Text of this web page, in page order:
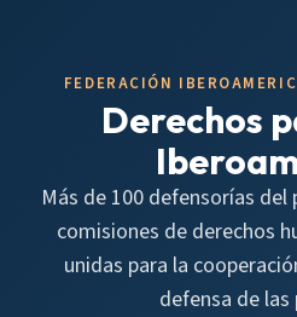
FEDERACIÓN
Derechos
Más de 100 defensorías
comisiones de derechos
unidas para la
defensa de las